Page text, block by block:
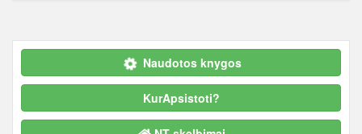
Naudotos knygos
KurApsistoti?